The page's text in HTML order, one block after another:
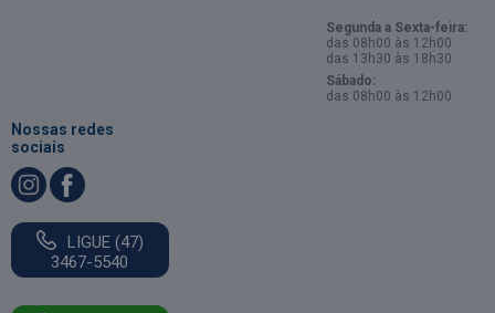
Segunda a Sexta-feira:
das 08h00 às 12h00
das 13h30 às 18h30
Sábado:
das 08h00 às 12h00
Nossas redes
sociais
LIGUE (47)
3467-5540